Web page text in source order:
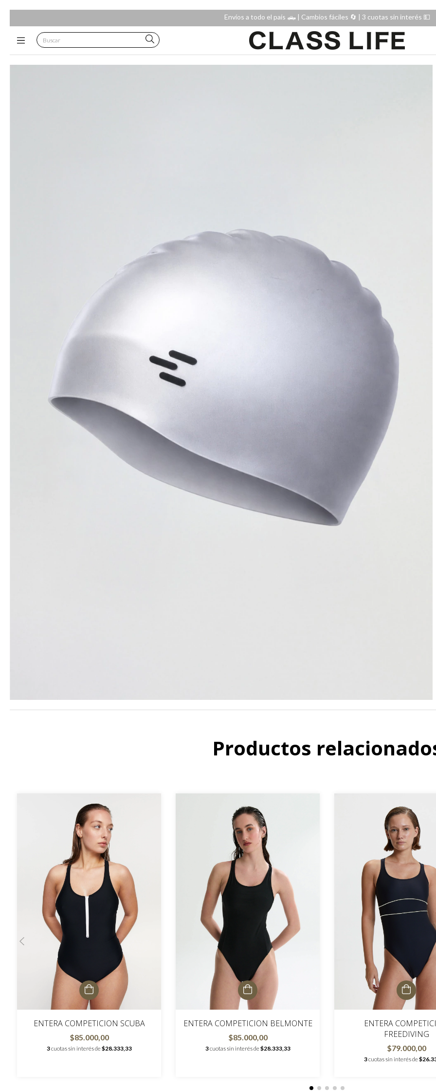
Envíos a todo el país 🛻 | Cambios fáciles 🔄️ | 3 cuotas sin interés 💵
Productos
ENTERA COMPETICION SCUBA
$85.000,00
3cuotas sin interés de$28.333,33
ENTERA COMPETICION BELMONTE
$85.000,00
3cuotas sin interés de$28.333,33
ENTERA
FREEDIVING
$79.000,00
3cuotas sin interés de